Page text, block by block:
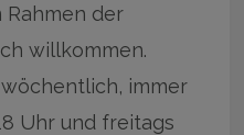
Rahmen der
willkommen.
immer
Uhr und freitags